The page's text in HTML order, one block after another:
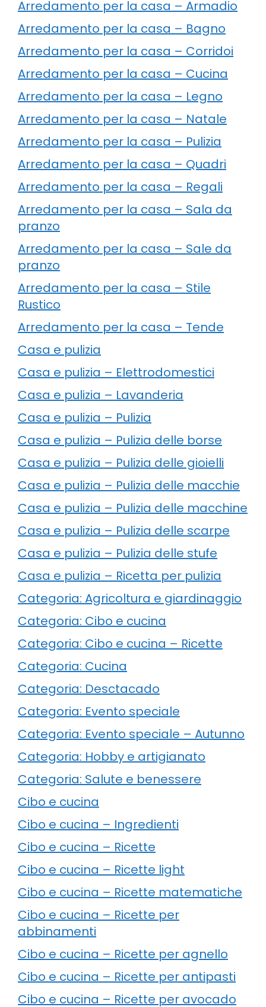
Arredamento per la casa – Armadio
Arredamento per la casa – Bagno
Arredamento per la casa – Corridoi
Arredamento per la casa – Cucina
Arredamento per la casa – Legno
Arredamento per la casa – Natale
Arredamento per la casa – Pulizia
Arredamento per la casa – Quadri
Arredamento per la casa – Regali
Arredamento per la casa – Sala da
pranzo
Arredamento per la casa – Sale da
pranzo
Arredamento per la casa – Stile
Rustico
Arredamento per la casa – Tende
Casa e pulizia
Casa e pulizia – Elettrodomestici
Casa e pulizia – Lavanderia
Casa e pulizia – Pulizia
Casa e pulizia – Pulizia delle borse
Casa e pulizia – Pulizia delle gioielli
Casa e pulizia – Pulizia delle macchie
Casa e pulizia – Pulizia delle macchine
Casa e pulizia – Pulizia delle scarpe
Casa e pulizia – Pulizia delle stufe
Casa e pulizia – Ricetta per pulizia
Categoria: Agricoltura e giardinaggio
Categoria: Cibo e cucina
Categoria: Cibo e cucina – Ricette
Categoria: Cucina
Categoria: Desctacado
Categoria: Evento speciale
Categoria: Evento speciale – Autunno
Categoria: Hobby e artigianato
Categoria: Salute e benessere
Cibo e cucina
Cibo e cucina – Ingredienti
Cibo e cucina – Ricette
Cibo e cucina – Ricette light
Cibo e cucina – Ricette matematiche
Cibo e cucina – Ricette per
abbinamenti
Cibo e cucina – Ricette per agnello
Cibo e cucina – Ricette per antipasti
Cibo e cucina – Ricette per avocado